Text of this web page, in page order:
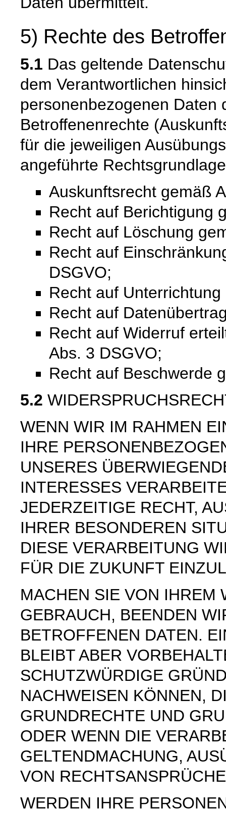
5) Rechte des
5.1 Das geltende
dem Verantwortlichen
personenbezogenen Daten
Betroffenenrechte
für die jeweiligen
angeführte
Auskunftsrecht gemäß
Recht auf Berichtigung
Recht auf Löschung
Recht auf
DSGVO;
Recht auf
Recht auf
Recht auf Widerruf
Abs. 3 DSGVO;
Recht auf Beschwerde
5.2
WENN WIR IM RAHMEN
IHRE
UNSERES
INTERESSES
JEDERZEITIGE RECHT,
IHRER BESONDEREN
DIESE VERARBEITUNG
FÜR DIE ZUKUNFT
MACHEN SIE VON IHREM
GEBRAUCH, BEENDEN
BETROFFENEN DATEN.
BLEIBT ABER
SCHUTZWÜRDIGE
NACHWEISEN KÖNNEN,
GRUNDRECHTE UND
ODER WENN DIE
GELTENDMACHUNG,
VON
WERDEN IHRE